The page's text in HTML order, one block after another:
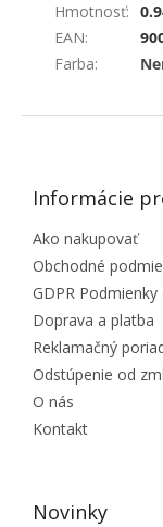
Hmotnosť:
EAN:
Farba:
ZÁPÄTIE
Informácie
Ako nakupovať
Obchodné
GDPR
Doprava a platba
Reklamačný
Odstúpenie od
O nás
Kontakt
Novinky